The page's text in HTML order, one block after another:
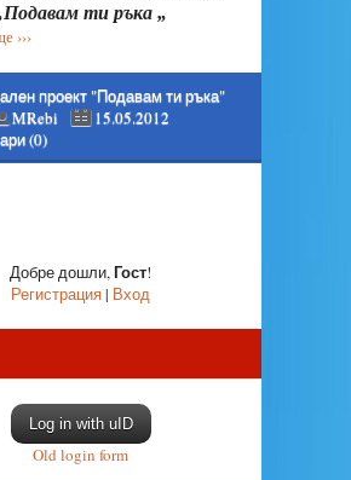
ти ръка „
›››
проект "Подавам ти ръка"
MRebi
15.05.2012
(0)
Добре дошли,Гост!
Регистрация| Вход
Log in with uID
Old login form